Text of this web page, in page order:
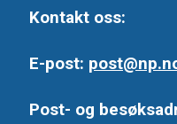
Kontakt oss:
E-post:
Post- og